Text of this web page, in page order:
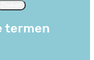
termen